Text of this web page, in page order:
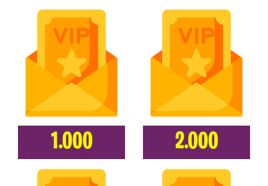
1.000 2.000